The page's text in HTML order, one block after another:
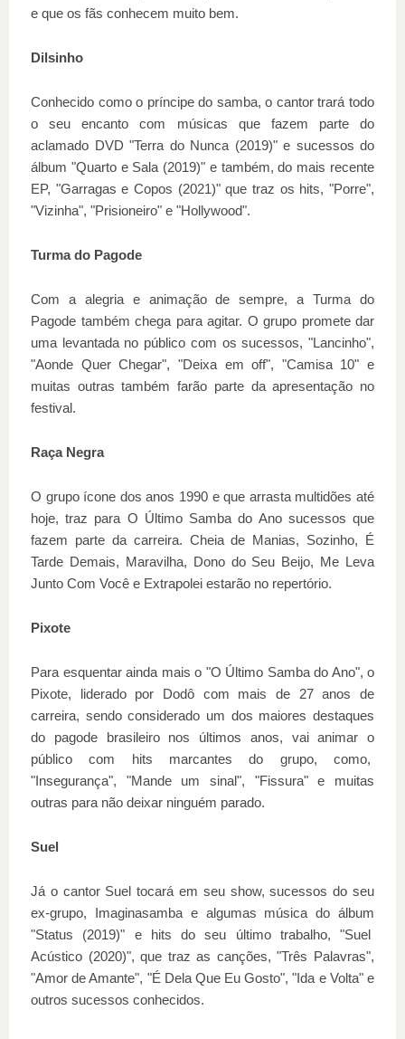
e que os fãs conhecem muito bem.
Dilsinho
Conhecido como o príncipe do samba, o cantor trará todo
o seu encanto com músicas que fazem parte do
aclamado DVD "Terra do Nunca (2019)" e sucessos do
álbum "Quarto e Sala (2019)" e também, do mais recente
EP, "Garragas e Copos (2021)" que traz os hits, "Porre",
"Vizinha", "Prisioneiro" e "Hollywood".
Turma do Pagode
Com a alegria e animação de sempre, a Turma do
Pagode também chega para agitar. O grupo promete dar
uma levantada no público com os sucessos, "Lancinho",
"Aonde Quer Chegar", "Deixa em off", "Camisa 10" e
muitas outras também farão parte da apresentação no
festival.
Raça Negra
O grupo ícone dos anos 1990 e que arrasta multidões até
hoje, traz para O Último Samba do Ano sucessos que
fazem parte da carreira. Cheia de Manias, Sozinho, É
Tarde Demais, Maravilha, Dono do Seu Beijo, Me Leva
Junto Com Você e Extrapolei estarão no repertório.
Pixote
Para esquentar ainda mais o "O Último Samba do Ano", o
Pixote, liderado por Dodô com mais de 27 anos de
carreira, sendo considerado um dos maiores destaques
do pagode brasileiro nos últimos anos, vai animar o
público com hits marcantes do grupo, como,
"Insegurança", "Mande um sinal", "Fissura" e muitas
outras para não deixar ninguém parado.
Suel
Já o cantor Suel tocará em seu show, sucessos do seu
ex-grupo, Imaginasamba e algumas música do álbum
"Status (2019)" e hits do seu último trabalho, "Suel
Acústico (2020)", que traz as canções, "Três Palavras",
"Amor de Amante", "É Dela Que Eu Gosto", "Ida e Volta" e
outros sucessos conhecidos.